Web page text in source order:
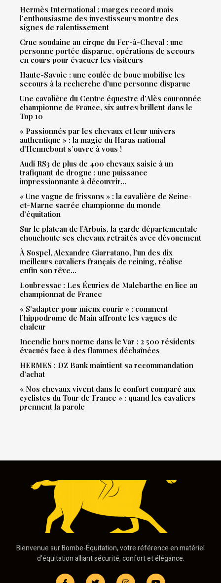
Hermès International : marges record mais
l’enthousiasme des investisseurs montre des
signes de ralentissement
Crue soudaine au cirque du Fer-à-Cheval : une
personne portée disparue, opérations de secours
en cours pour évacuer les visiteurs
Haute-Savoie : une coulée de boue mobilise les
secours à la recherche d’une personne disparue
Une cavalière du Centre équestre d’Alès couronnée
championne de France, six autres brillent dans le
Top 10
« Passionnés par les chevaux et leur univers
authentique » : la magie du Haras national
d’Hennebont s’ouvre à vous !
Audi RS3 de plus de 400 chevaux saisie à un
trafiquant de drogue : une puissance
impressionnante à découvrir…
« Une vague de frissons » : la cavalière de Seine-
et-Marne sacrée championne du monde
d’équitation
Sur le plateau de l’Arbois, la garde départementale
chouchoute ses chevaux retraités avec dévouement
À Sospel, Alexandre Giarratano, l’un des dix
meilleurs cavaliers français de reining, réalise
enfin son rêve…
Loubressac : Les Écuries de Malebarthe en lice au
championnat de France
« S’adapter pour mieux courir » : comment
l’hippodrome de Main affronte les vagues de
chaleur
Incendie hors norme dans le Var : 2 500 résidents
évacués face à des flammes déchaînées
HERMES : DZ Bank maintient sa recommandation
d’achat
« Nos chevaux vivent dans le confort comparé aux
cyclistes du Tour de France » : quand les cavaliers
prennent la parole
Bienvenue sur Bombe-Équitation, votre référence en matériel
d’équitation alliant sécurité, confort et élégance.